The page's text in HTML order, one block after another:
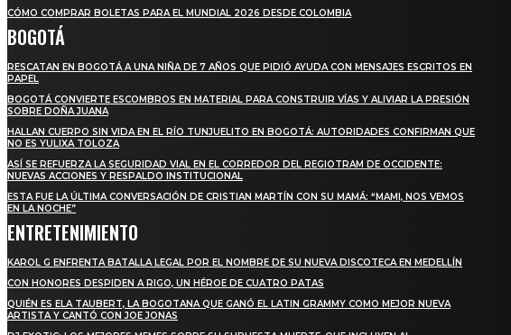
CÓMO COMPRAR BOLETAS PARA EL MUNDIAL 2026 DESDE COLOMBIA
BOGOTÁ
RESCATAN EN BOGOTÁ A UNA NIÑA DE 7 AÑOS QUE PIDIÓ AYUDA CON MENSAJES ESCRITOS EN
PAPEL
BOGOTÁ CONVIERTE ESCOMBROS EN MATERIAL PARA CONSTRUIR VÍAS Y ALIVIAR LA PRESIÓN
SOBRE DOÑA JUANA
HALLAN CUERPO SIN VIDA EN EL RÍO TUNJUELITO EN BOGOTÁ: AUTORIDADES CONFIRMAN QUE
NO ES YULIXA TOLOZA
ASÍ SE REFUERZA LA SEGURIDAD VIAL EN EL CORREDOR DEL REGIOTRAM DE OCCIDENTE:
NUEVAS ACCIONES Y RESPALDO INSTITUCIONAL
ESTA FUE LA ÚLTIMA CONVERSACIÓN DE CRISTIAN MARTÍN CON SU MAMÁ: “MAMI, NOS VEMOS
EN LA NOCHE”
ENTRETENIMIENTO
KAROL G ENFRENTA BATALLA LEGAL POR EL NOMBRE DE SU NUEVA DISCOTECA EN MEDELLÍN
CON HONORES DESPIDEN A RIGO, UN HÉROE DE CUATRO PATAS
QUIÉN ES ELA TAUBERT, LA BOGOTANA QUE GANÓ EL LATIN GRAMMY COMO MEJOR NUEVA
ARTISTA Y CANTÓ CON JOE JONAS